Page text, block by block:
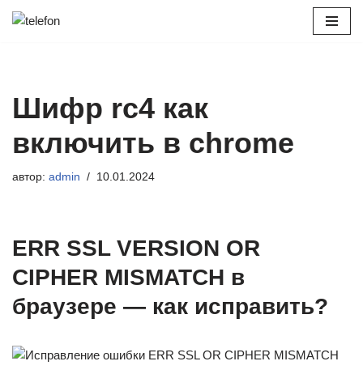
Шифр rc4 как
включить в chrome
автор: admin 10.01.2024
ERR SSL VERSION OR
CIPHER MISMATCH в
браузере — как исправить?